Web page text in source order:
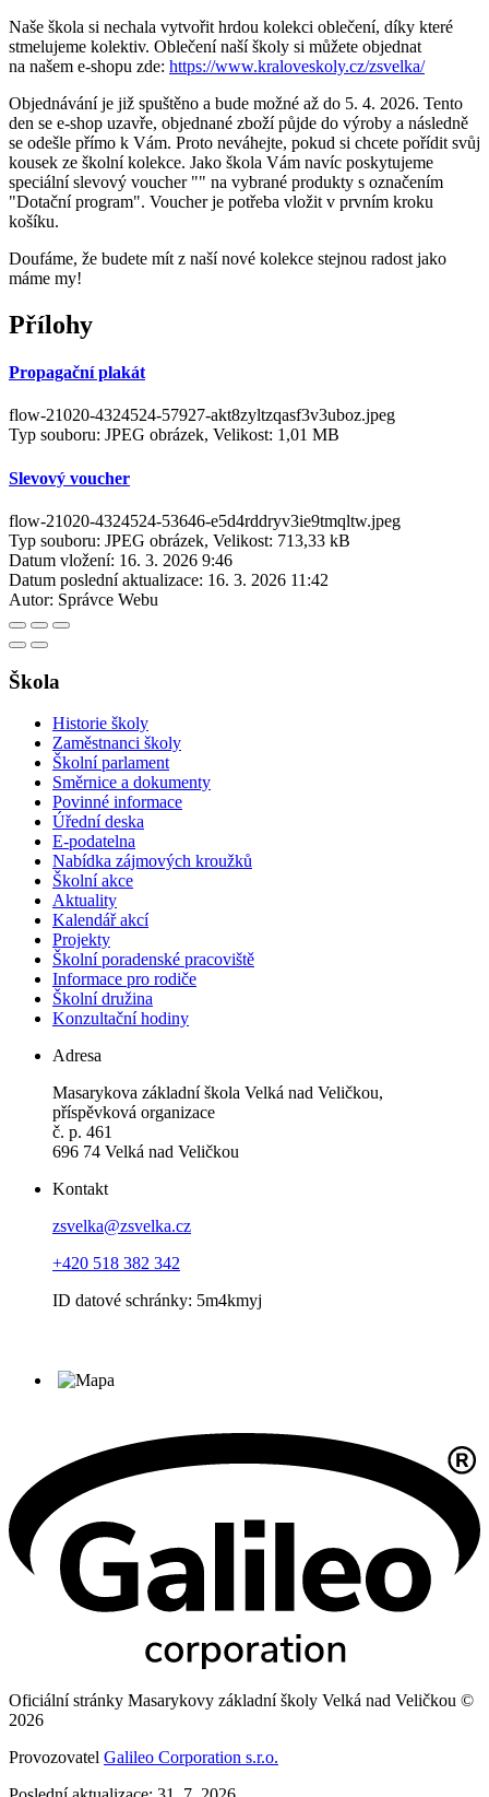
Naše škola si nechala vytvořit hrdou kolekci oblečení, díky které
stmelujeme kolektiv. Oblečení naší školy si můžete objednat
na našem e-shopu zde: https://www.kraloveskoly.cz/zsvelka/
Objednávání je již spuštěno a bude možné až do 5. 4. 2026. Tento
den se e-shop uzavře, objednané zboží půjde do výroby a následně
se odešle přímo k Vám. Proto neváhejte, pokud si chcete pořídit svůj
kousek ze školní kolekce. Jako škola Vám navíc poskytujeme
speciální slevový voucher "" na vybrané produkty s označením
"Dotační program". Voucher je potřeba vložit v prvním kroku
košíku.
Doufáme, že budete mít z naší nové kolekce stejnou radost jako
máme my!
Přílohy
Propagační plakát
flow-21020-4324524-57927-akt8zyltzqasf3v3uboz.jpeg
Typ souboru: JPEG obrázek, Velikost: 1,01 MB
Slevový voucher
flow-21020-4324524-53646-e5d4rddryv3ie9tmqltw.jpeg
Typ souboru: JPEG obrázek, Velikost: 713,33 kB
Datum vložení: 16. 3. 2026 9:46
Datum poslední aktualizace: 16. 3. 2026 11:42
Autor: Správce Webu
Škola
Historie školy
Zaměstnanci školy
Školní parlament
Směrnice a dokumenty
Povinné informace
Úřední deska
E-podatelna
Nabídka zájmových kroužků
Školní akce
Aktuality
Kalendář akcí
Projekty
Školní poradenské pracoviště
Informace pro rodiče
Školní družina
Konzultační hodiny
Adresa
Masarykova základní škola Velká nad Veličkou,
příspěvková organizace
č. p. 461
696 74 Velká nad Veličkou
Kontakt
zsvelka@zsvelka.cz
+420 518 382 342
ID datové schránky: 5m4kmyj
Oficiální stránky Masarykovy základní školy Velká nad Veličkou ©
2026
Provozovatel Galileo Corporation s.r.o.